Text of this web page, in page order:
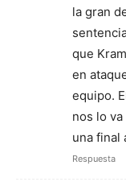
la gran
que
en
equipo.
nos lo
una final
Respuesta